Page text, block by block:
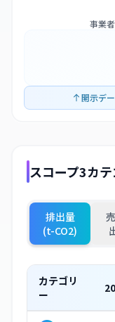
事業
開示デ
スコープ3カ
排出量
(t-CO2)
カテゴリ
ー